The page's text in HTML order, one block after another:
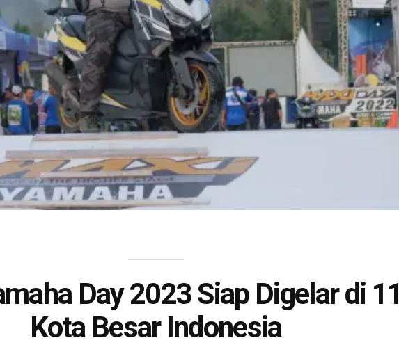
Day 2023 Siap Digelar di 11
Kota Besar Indonesia